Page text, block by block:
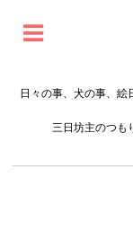
日々の事、犬の事、絵
三日坊主のつも